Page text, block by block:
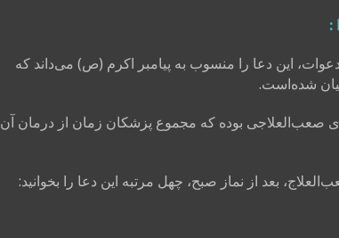
:
این دعا را منسوب به پیامبر اکرم (ص) می‌داند که
شده‌است.
صعب‌العلاجی بوده که مجموع پزشکان زمان از درمان آن
بعد از نماز صبح، چهل مرتبه این دعا را بخوانید: